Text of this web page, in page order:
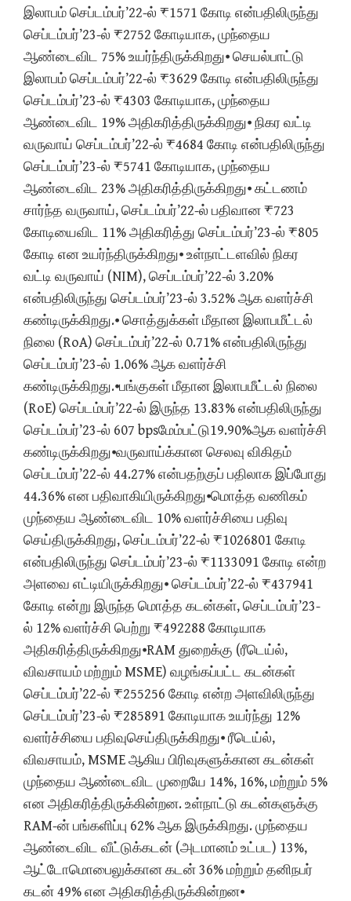
இலாபம் செப்டம்பர்’22-ல் ₹1571 கோடி என்பதிலிருந்து
செப்டம்பர்’23-ல் ₹2752 கோடியாக, முந்தைய
ஆண்டைவிட 75% உயர்ந்திருக்கிறது⦁ செயல்பாட்டு
இலாபம் செப்டம்பர்’22-ல் ₹3629 கோடி என்பதிலிருந்து
செப்டம்பர்’23-ல் ₹4303 கோடியாக, முந்தைய
ஆண்டைவிட 19% அதிகரித்திருக்கிறது⦁ நிகர வட்டி
வருவாய் செப்டம்பர்’22-ல் ₹4684 கோடி என்பதிலிருந்து
செப்டம்பர்’23-ல் ₹5741 கோடியாக, முந்தைய
ஆண்டைவிட 23% அதிகரித்திருக்கிறது⦁ கட்டணம்
சார்ந்த வருவாய், செப்டம்பர்’22-ல் பதிவான ₹723
கோடியைவிட 11% அதிகரித்து செப்டம்பர்’23-ல் ₹805
கோடி என உயர்ந்திருக்கிறது⦁ உள்நாட்டளவில் நிகர
வட்டி வருவாய் (NIM), செப்டம்பர்’22-ல் 3.20%
என்பதிலிருந்து செப்டம்பர்’23-ல் 3.52% ஆக வளர்ச்சி
கண்டிருக்கிறது.⦁ சொத்துக்கள் மீதான இலாபமீட்டல்
நிலை (RoA) செப்டம்பர்’22-ல் 0.71% என்பதிலிருந்து
செப்டம்பர்’23-ல் 1.06% ஆக வளர்ச்சி
கண்டிருக்கிறது.⦁பங்குகள் மீதான இலாபமீட்டல் நிலை
(RoE) செப்டம்பர்’22-ல் இருந்த 13.83% என்பதிலிருந்து
செப்டம்பர்’23-ல் 607 bpsமேம்பட்டு19.90%ஆக வளர்ச்சி
கண்டிருக்கிறது⦁வருவாய்க்கான செலவு விகிதம்
செப்டம்பர்’22-ல் 44.27% என்பதற்குப் பதிலாக இப்போது
44.36% என பதிவாகியிருக்கிறது⦁மொத்த வணிகம்
முந்தைய ஆண்டைவிட 10% வளர்ச்சியை பதிவு
செய்திருக்கிறது, செப்டம்பர்’22-ல் ₹1026801 கோடி
என்பதிலிருந்து செப்டம்பர்’23-ல் ₹1133091 கோடி என்ற
அளவை எட்டியிருக்கிறது⦁ செப்டம்பர்’22-ல் ₹437941
கோடி என்று இருந்த மொத்த கடன்கள், செப்டம்பர்’23-
ல் 12% வளர்ச்சி பெற்று ₹492288 கோடியாக
அதிகரித்திருக்கிறது⦁RAM துறைக்கு (ரீடெய்ல்,
விவசாயம் மற்றும் MSME) வழங்கப்பட்ட கடன்கள்
செப்டம்பர்’22-ல் ₹255256 கோடி என்ற அளவிலிருந்து
செப்டம்பர்’23-ல் ₹285891 கோடியாக உயர்ந்து 12%
வளர்ச்சியை பதிவுசெய்திருக்கிறது⦁ ரீடெய்ல்,
விவசாயம், MSME ஆகிய பிரிவுகளுக்கான கடன்கள்
முந்தைய ஆண்டைவிட முறையே 14%, 16%, மற்றும் 5%
என அதிகரித்திருக்கின்றன. உள்நாட்டு கடன்களுக்கு
RAM-ன் பங்களிப்பு 62% ஆக இருக்கிறது. முந்தைய
ஆண்டைவிட வீட்டுக்கடன் (அடமானம் உட்பட) 13%,
ஆட்டோமொபைலுக்கான கடன் 36% மற்றும் தனிநபர்
கடன் 49% என அதிகரித்திருக்கின்றன⦁